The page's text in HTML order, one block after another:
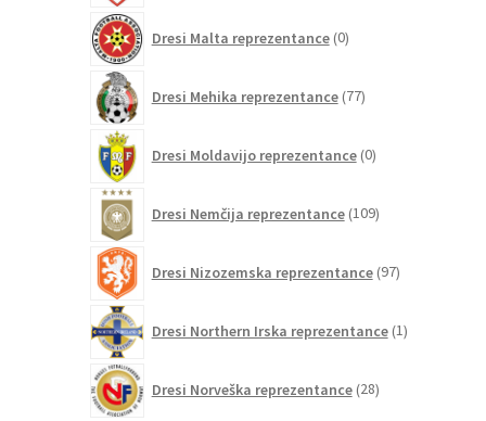
Dresi Malta reprezentance 0izdelkov
Dresi Mehika reprezentance 77izdelkov
Dresi Moldavijo reprezentance 0izdelkov
Dresi Nemčija reprezentance 109izdelkov
Dresi Nizozemska reprezentance 97izdelkov
Dresi Northern Irska reprezentance 1izdelek
Dresi Norveška reprezentance 28izdelkov